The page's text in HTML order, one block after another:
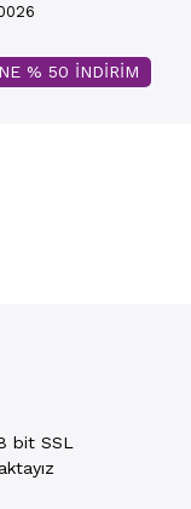
% 50 İNDİRİM
bit SSL